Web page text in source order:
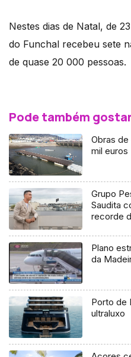
Nestes dias de Natal, de
do Funchal recebeu sete
de quase 20 000 pessoas.
Pode também
Obras
mil euros
Grupo
Saudita
recorde
Plano
da
Porto de
ultraluxo